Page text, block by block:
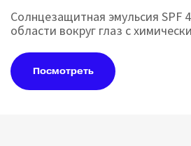
Cолнцезащитная эмульсия SPF
области вокруг глаз с
Посмотреть